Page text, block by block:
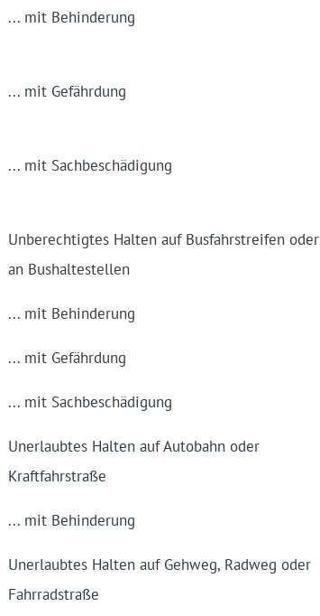
... mit Behinderung
... mit Gefährdung
... mit Sach­beschädigung
Unberechtigtes Halten auf Bus­fahr­streifen oder
an Bus­halte­stellen
... mit Behinderung
... mit Gefährdung
... mit Sach­beschädigung
Unerlaubtes Halten auf Autobahn oder
Kraftfahrstraße
... mit Behinderung
Unerlaubtes Halten auf Geh­weg, Rad­weg oder
Fahr­rad­straße